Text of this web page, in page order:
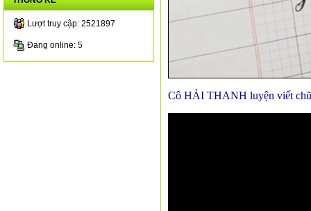
Lượt truy cập: 2521897
Đang online: 5
Cô HẢI THANH luyện viết